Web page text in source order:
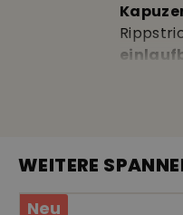
WEITERE
Neu